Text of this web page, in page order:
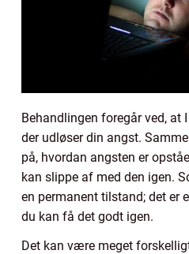
Behandlingen foregår ved, at
der udløser din angst.
på, hvordan angsten er
kan slippe af med den igen.
en permanent tilstand; det er
du kan få det godt igen.
Det kan være meget